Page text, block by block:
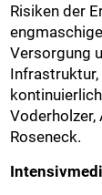
Risiken der
Versorgung
Voderholzer,
Roseneck.